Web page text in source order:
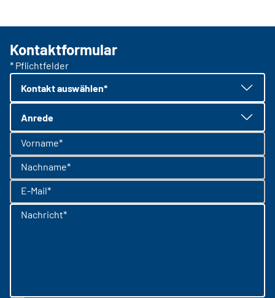
Kontaktformular
* Pflichtfelder
Kontakt auswählen*
Anrede
Vorname*
Nachname*
E-Mail*
Nachricht*